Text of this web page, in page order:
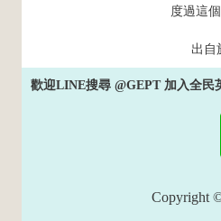
度過這
出自
歡迎LINE搜尋 @GEPT 加入全民
Copyright